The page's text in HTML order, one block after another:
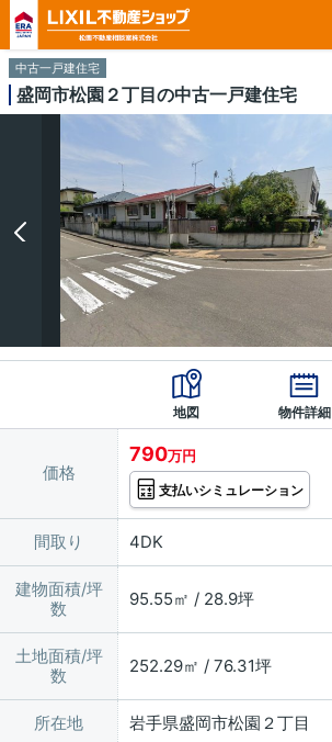
中古一戸建住宅
盛岡市松園２丁目の中古一戸建住宅
地図 物件詳細
価格
790万円
支払いシミュレーション
間取り 4DK
建物面積/坪
数
95.55㎡ / 28.9坪
土地面積/坪
数
252.29㎡ / 76.31坪
所在地 岩手県盛岡市松園２丁目